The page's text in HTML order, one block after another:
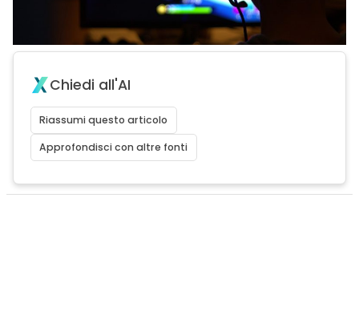
Chiedi all'AI
Riassumi questo articolo
Approfondisci con altre fonti